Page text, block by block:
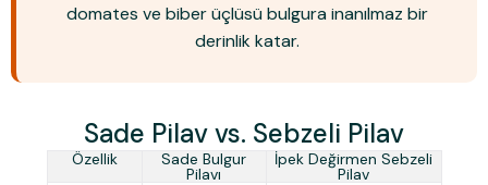
domates ve biber üçlüsü bulgura inanılmaz bir
derinlik katar.
Sade Pilav vs. Sebzeli Pilav
Özellik Sade Bulgur
Pilavı
İpek Değirmen Sebzeli
Pilav